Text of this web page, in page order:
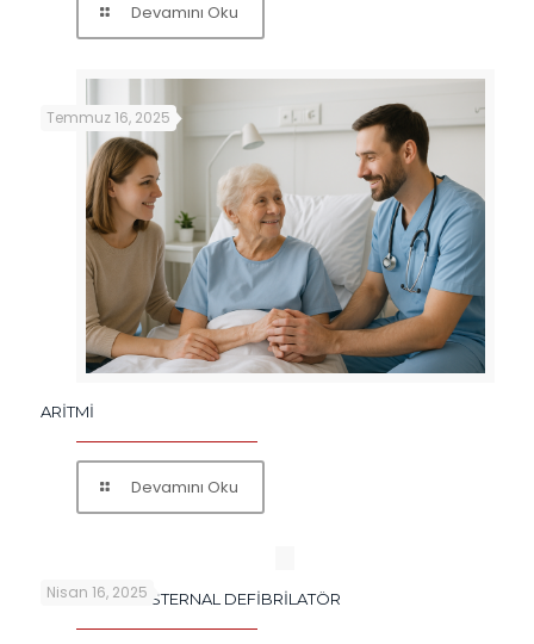
Devamını Oku
Temmuz 16, 2025
ARİTMİ
Devamını Oku
Nisan 16, 2025
OTOMATİK EKSTERNAL DEFİBRİLATÖR